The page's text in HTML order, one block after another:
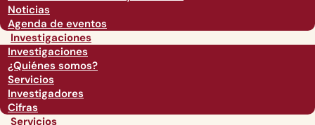
Noticias
Agenda de eventos
Investigaciones
Investigaciones
¿Quiénes somos?
Servicios
Investigadores
Cifras
Servicios